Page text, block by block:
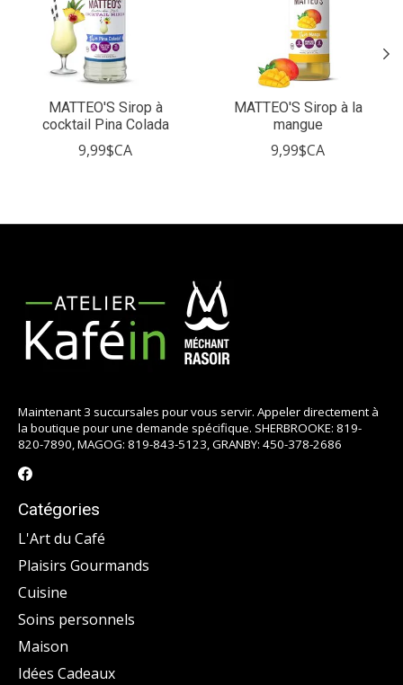
MATTEO'S Sirop à
cocktail Pina Colada
9,99$CA
MATTEO'S Sirop à la
mangue
9,99$CA
Maintenant 3 succursales pour vous servir. Appeler directement à
la boutique pour une demande spécifique. SHERBROOKE: 819-
820-7890, MAGOG: 819-843-5123, GRANBY: 450-378-2686
Catégories
L'Art du Café
Plaisirs Gourmands
Cuisine
Soins personnels
Maison
Idées Cadeaux